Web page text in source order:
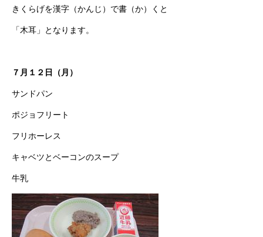
きくらげを漢字（かんじ）で書（か）くと
「木耳」となります。
７月１２日（月）
サンドパン
ポジョフリート
フリホーレス
キャベツとベーコンのスープ
牛乳